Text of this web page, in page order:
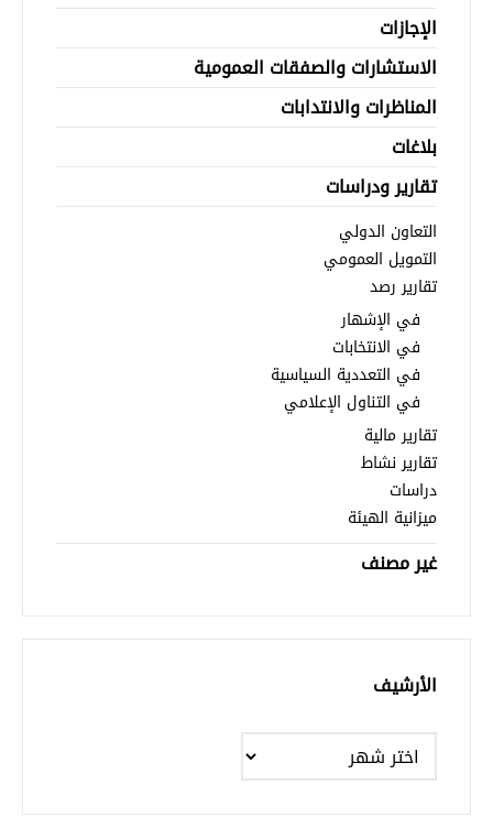
الإجازات
الاستشارات والصفقات العمومية
المناظرات والانتدابات
بلاغات
تقارير ودراسات
التعاون الدولي
التمويل العمومي
تقارير رصد
في الإشهار
في الانتخابات
في التعددية السياسية
في التناول الإعلامي
تقارير مالية
تقارير نشاط
دراسات
ميزانية الهيئة
غير مصنف
الأرشيف
الأرشيف